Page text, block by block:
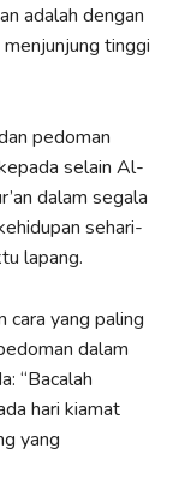
adalah dengan
tinggi
pedoman
selain Al-
dalam segala
sehari-
lapang.
cara yang paling
dalam
“Bacalah
hari kiamat
yang